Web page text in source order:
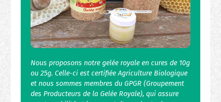
Nous proposons notre gelée royale en cures de 10g
ou 25g. Celle-ci est certifiée Agriculture Biologique
et nous sommes membres du GPGR (Groupement
des Producteurs de la Gelée Royale), qui assure